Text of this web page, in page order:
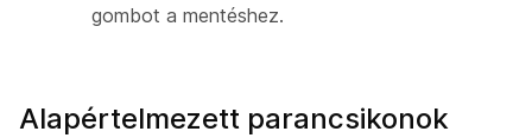
gombot a mentéshez.
Alapértelmezett parancsikonok